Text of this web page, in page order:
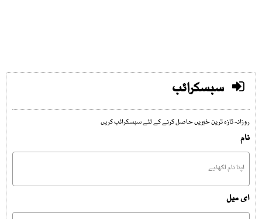
سبسکرائب
روزانہ تازہ ترین خبریں حاصل کرنے کے لئے سبسکرائب کریں
نام
ای میل